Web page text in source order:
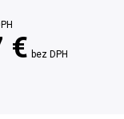
€ bez DPH